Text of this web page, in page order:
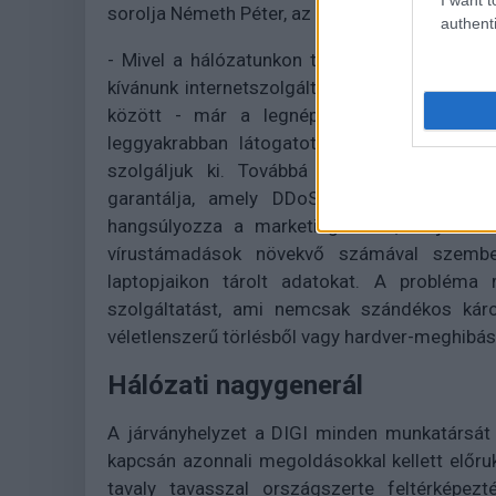
sorolja Németh Péter, az ACE Telecom
- Mivel a hálózatunkon tapasztalt növekvő
kívánunk internetszolgáltatást nyújtani, több
között - már a legnépszerűbb
leggyakrabban látogatott tartalmakat saját
szolgáljuk ki. Továbbá a hálózatunk
garantálja, amely DDoS-támadás
hangsúlyozza a marketingvezető, majd
vírustámadások növekvő számával
laptopjaikon tárolt adatokat. A probléma
szolgáltatást, ami nemcsak szándékos
véletlenszerű törlésből vagy hardver-
Hálózati nagygenerál
A járványhelyzet a DIGI minden
kapcsán azonnali megoldásokkal kellett
tavaly tavasszal országszerte